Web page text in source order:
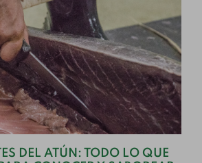
DEL ATÚN: TODO LO QUE